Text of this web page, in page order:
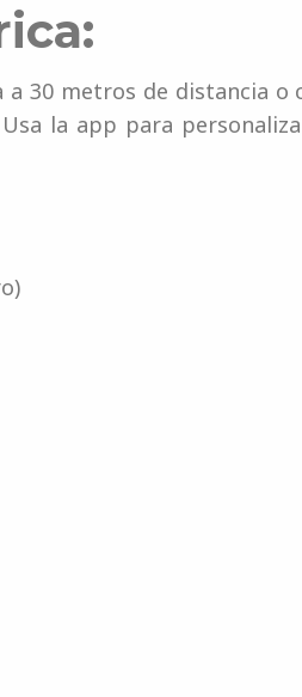
30 metros de distancia o
la app para